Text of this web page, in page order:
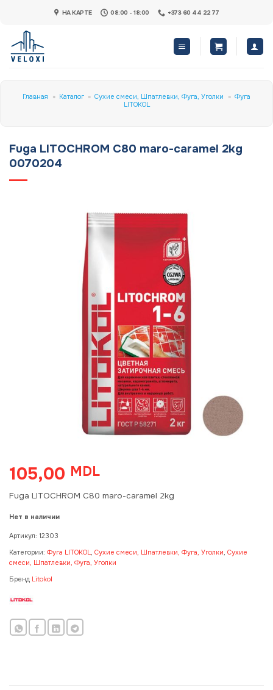
content
НА КАРТЕ 08:00 - 18:00 +373 60 44 22 77
Главная » Каталог » Сухие смеси, Шпатлевки, Фуга, Уголки » Фуга
LITOKOL
Fuga LITOCHROM C80 maro-caramel 2kg
0070204
105,00 MDL
Fuga LITOCHROM C80 maro-caramel 2kg
Нет в наличии
Артикул: 12303
Категории: Фуга LITOKOL, Сухие смеси, Шпатлевки, Фуга, Уголки, Сухие
смеси, Шпатлевки, Фуга, Уголки
Бренд Litokol